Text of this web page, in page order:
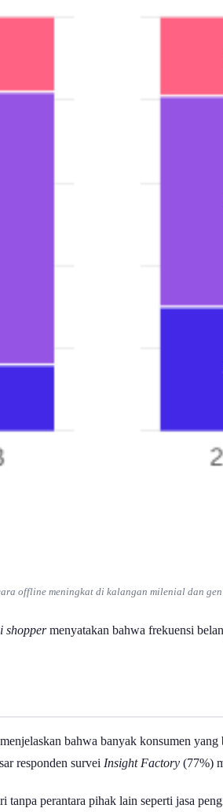
offlinemeningkat di kalangan milenial dan gen
shoppermenyatakan bahwa frekuensi
bahwa banyak konsumen
responden survei Insight Factory (77%)
perantara pihak lain seperti jasa